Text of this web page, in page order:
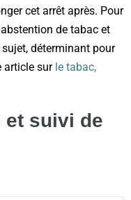
cet arrêt après. Pour
de tabac et
déterminant pour
article sur le tabac,
et suivi de